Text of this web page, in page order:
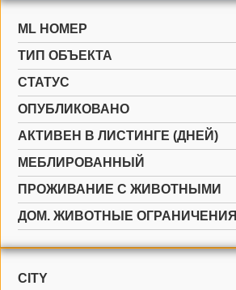
ML НОМЕР
ТИП ОБЪЕКТА
СТАТУС
ОПУБЛИКОВАНО
АКТИВЕН В ЛИСТИНГЕ (ДНЕЙ)
МЕБЛИРОВАННЫЙ
ПРОЖИВАНИЕ С ЖИВОТНЫМИ
ДОМ. ЖИВОТНЫЕ ОГРАНИЧЕНИЯ
CITY